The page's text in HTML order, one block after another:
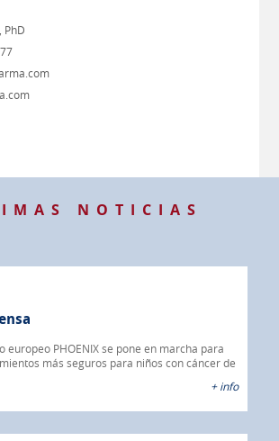
PhD
NOTICIAS
europeo PHOENIX se pone en marcha para
más seguros para niños con cáncer de
+ info